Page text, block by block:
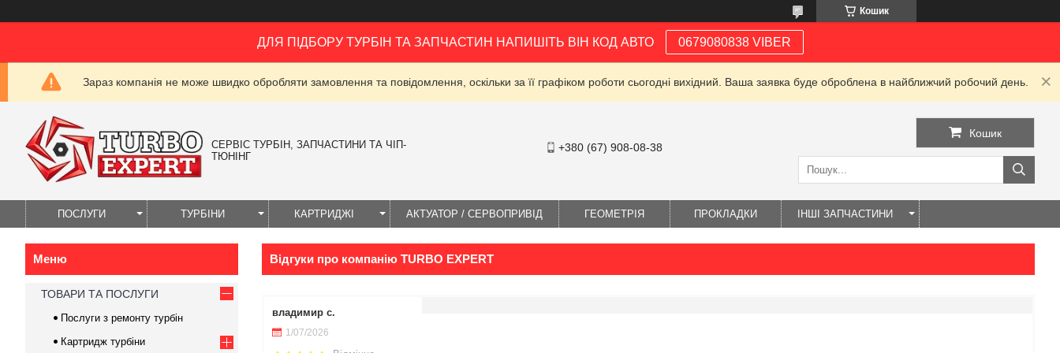
Кошик
ДЛЯ ПІДБОРУ ТУРБІН ТА ЗАПЧАСТИН НАПИШІТЬ ВІН КОД АВТО 0679080838 VIBER
Зараз компанія не може швидко обробляти замовлення та повідомлення, оскільки за її графіком роботи сьогодні вихідний. Ваша заявка буде оброблена в найближчий робочий день.
СЕРВІС ТУРБІН, ЗАПЧАСТИНИ ТА ЧІП-
ТЮНІНГ
+380 (67) 908-08-38
Кошик
ПОСЛУГИ ТУРБІНИ КАРТРИДЖІ АКТУАТОР / СЕРВОПРИВІД ГЕОМЕТРІЯ ПРОКЛАДКИ ІНШІ ЗАПЧАСТИНИ
Відгуки про компанію TURBO EXPERT
владимир с.
1/07/2026
ТОВАРИ ТА ПОСЛУГИ
Послуги з ремонту турбін
Картридж турбіни